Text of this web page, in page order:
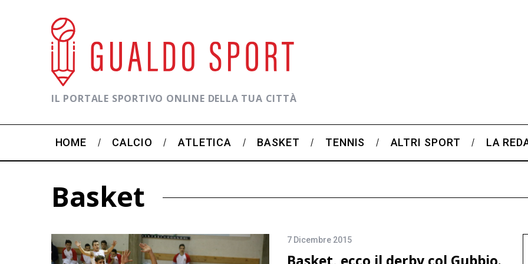
IL PORTALE SPORTIVO ONLINE DELLA TUA CITTÀ
HOME CALCIO ATLETICA BASKET TENNIS ALTRI SPORT LA
Basket
7 Dicembre 2015